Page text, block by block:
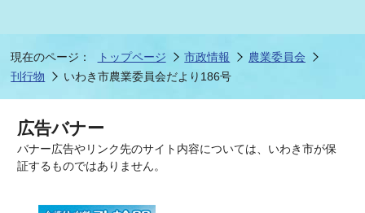
現在のページ： トップページ 市政情報
農業委員会
刊行物
いわき市農業委員会だより186号
広告バナー
バナー広告やリンク先のサイト内容については、いわき市が保
証するものではありません。